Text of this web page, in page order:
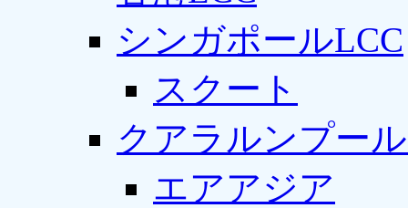
シンガポールLCC
スクート
クアラルンプー
エアアジア